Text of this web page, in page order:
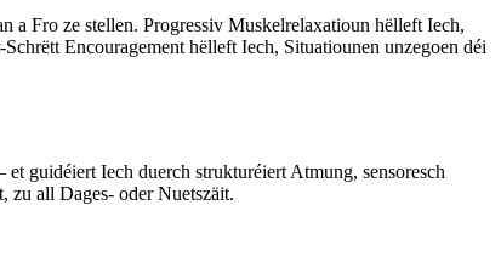
a Fro ze stellen. Progressiv Muskelrelaxatioun hëlleft Iech,
Encouragement hëlleft Iech, Situatiounen unzegoen déi
guidéiert Iech duerch strukturéiert Atmung, sensoresch
zu all Dages- oder Nuetszäit.